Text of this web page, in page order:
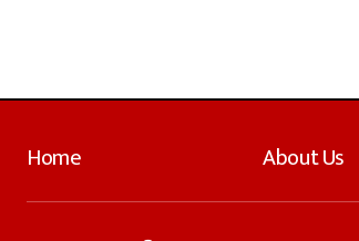
Home About Us